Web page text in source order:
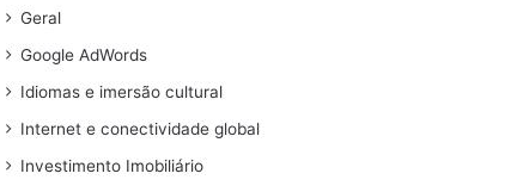
Geral
Google AdWords
Idiomas e imersão cultural
Internet e conectividade global
Investimento Imobiliário